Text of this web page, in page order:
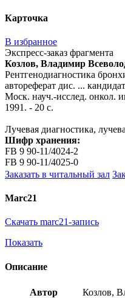
Карточка
В избранное
Экспресс-заказ фрагмента
Козлов, Владимир
Рентгенодиагностика
автореферат дис. ...
Моск. науч.-исслед. онкол.
1991. - 20 с.
Лучевая диагностика,
Шифр хранения:
FB 9 90-11/4024-2
FB 9 90-11/4025-0
Заказать в читальный зал
Marc21
Скачать marc21-запись
Показать
Описание
Автор Козлов,